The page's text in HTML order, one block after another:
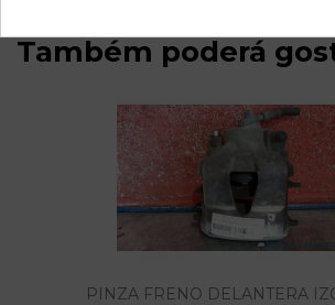
Também poderá
PINZA FRENO DELANTERA